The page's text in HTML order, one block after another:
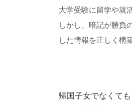
大学受験に留学や就
しかし、暗記が勝負
した情報を正しく構
帰国子女でなくて